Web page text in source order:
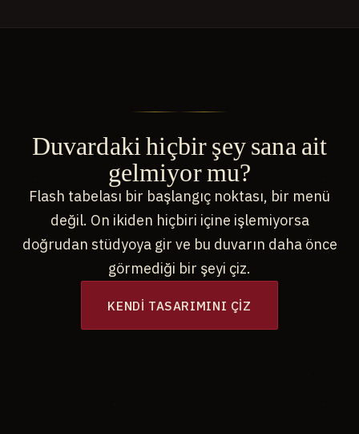
Duvardaki hiçbir şey sana ait
gelmiyor mu?
Flash tabelası bir başlangıç noktası, bir menü
değil. On ikiden hiçbiri içine işlemiyorsa
doğrudan stüdyoya gir ve bu duvarın daha önce
görmediği bir şeyi çiz.
KENDI TASARIMINI ÇIZ